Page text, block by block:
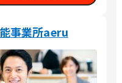
事業所aeru